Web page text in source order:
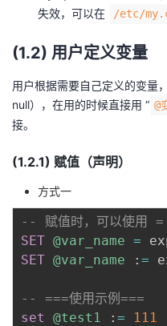
失效，可以在
/etc/
(1.2) 用户定义变量
用户根据需要自己定义的变量
null），在用的时候直接用 “ @
接。
(1.2.1) 赋值（声明）
方式一
-- 赋值时，可以使用
SET @var_name =
SET @var_name : =
-- ===使用示例===
set
@test1 : = 111